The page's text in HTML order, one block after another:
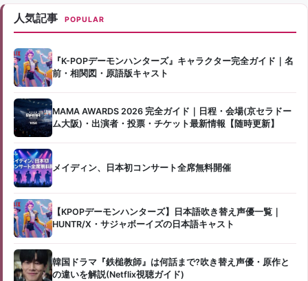
人気記事 POPULAR
『K-POPデーモンハンターズ』キャラクター完全ガイド｜名
前・相関図・原語版キャスト
MAMA AWARDS 2026 完全ガイド｜日程・会場(京セラドー
ム大阪)・出演者・投票・チケット最新情報【随時更新】
メイディン、日本初コンサート全席無料開催
【KPOPデーモンハンターズ】日本語吹き替え声優一覧｜
HUNTR/X・サジャボーイズの日本語キャスト
韓国ドラマ『鉄槌教師』は何話まで?吹き替え声優・原作と
の違いを解説(Netflix視聴ガイド)